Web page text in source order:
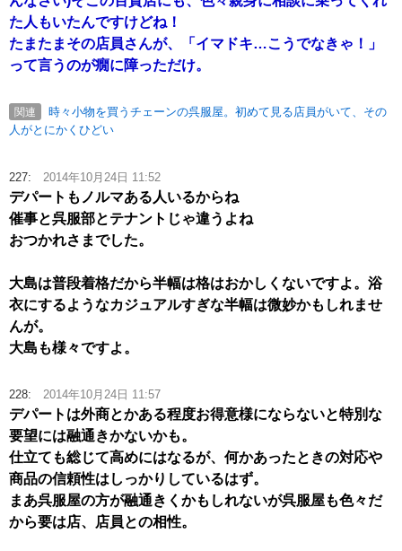
た人もいたんですけどね！
たまたまその店員さんが、「イマドキ…こうでなきゃ！」
って言うのが癇に障っただけ。
関連
時々小物を買うチェーンの呉服屋。初めて見る店員がいて、その
人がとにかくひどい
227: 2014年10月24日 11:52
デパートもノルマある人いるからね
催事と呉服部とテナントじゃ違うよね
おつかれさまでした。
大島は普段着格だから半幅は格はおかしくないですよ。浴
衣にするようなカジュアルすぎな半幅は微妙かもしれませ
んが。
大島も様々ですよ。
228: 2014年10月24日 11:57
デパートは外商とかある程度お得意様にならないと特別な
要望には融通きかないかも。
仕立ても総じて高めにはなるが、何かあったときの対応や
商品の信頼性はしっかりしているはず。
まあ呉服屋の方が融通きくかもしれないが呉服屋も色々だ
から要は店、店員との相性。